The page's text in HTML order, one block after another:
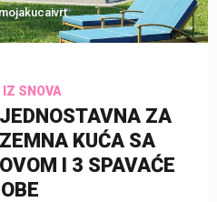
IZ SNOVA
ZA
KUĆA SA
I 3 SPAVAĆE